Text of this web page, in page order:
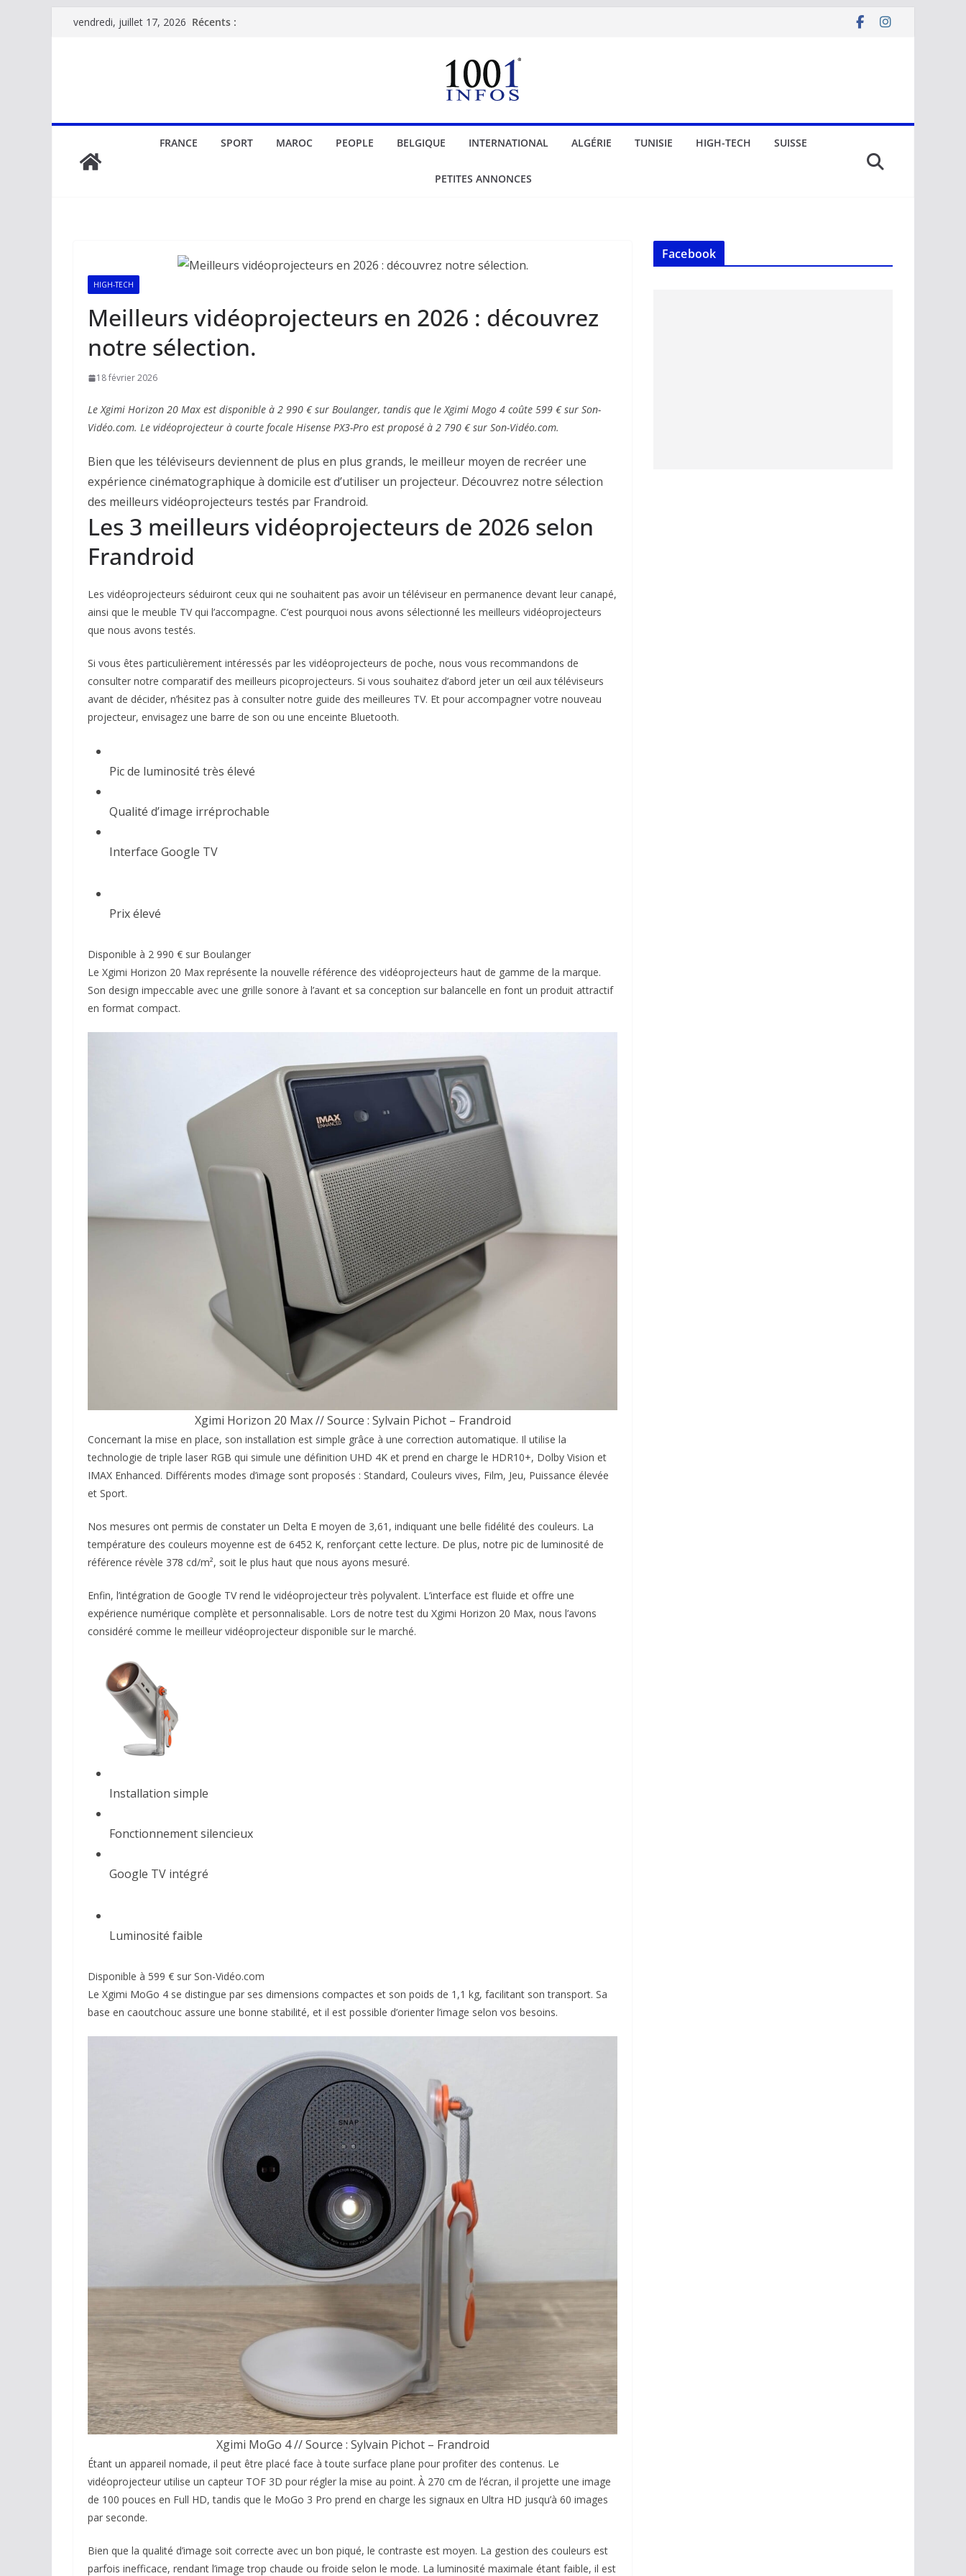
Passervendredi, juillet 17, 2026 Récents :
FRANCE SPORT MAROC PEOPLE BELGIQUE INTERNATIONAL ALGÉRIE TUNISIE HIGH-TECH SUISSE
PETITES ANNONCES
HIGH-TECH
Meilleurs vidéoprojecteurs en 2026 : découvrez
notre sélection.
18 février 2026
Le Xgimi Horizon 20 Max est disponible à 2 990 € sur Boulanger, tandis que le Xgimi Mogo 4 coûte 599 € sur Son-
Vidéo.com. Le vidéoprojecteur à courte focale Hisense PX3-Pro est proposé à 2 790 € sur Son-Vidéo.com.
Bien que les téléviseurs deviennent de plus en plus grands, le meilleur moyen de recréer une
expérience cinématographique à domicile est d’utiliser un projecteur. Découvrez notre sélection
des meilleurs vidéoprojecteurs testés par Frandroid.
Les 3 meilleurs vidéoprojecteurs de 2026 selon
Frandroid
Les vidéoprojecteurs séduiront ceux qui ne souhaitent pas avoir un téléviseur en permanence devant leur canapé,
ainsi que le meuble TV qui l’accompagne. C’est pourquoi nous avons sélectionné les meilleurs vidéoprojecteurs
que nous avons testés.
Si vous êtes particulièrement intéressés par les vidéoprojecteurs de poche, nous vous recommandons de
consulter notre comparatif des meilleurs picoprojecteurs. Si vous souhaitez d’abord jeter un œil aux téléviseurs
avant de décider, n’hésitez pas à consulter notre guide des meilleures TV. Et pour accompagner votre nouveau
projecteur, envisagez une barre de son ou une enceinte Bluetooth.
Pic de luminosité très élevé
Qualité d’image irréprochable
Interface Google TV
Prix élevé
Disponible à 2 990 € sur Boulanger
Le Xgimi Horizon 20 Max représente la nouvelle référence des vidéoprojecteurs haut de gamme de la marque.
Son design impeccable avec une grille sonore à l’avant et sa conception sur balancelle en font un produit attractif
en format compact.
Xgimi Horizon 20 Max // Source : Sylvain Pichot – Frandroid
Concernant la mise en place, son installation est simple grâce à une correction automatique. Il utilise la
technologie de triple laser RGB qui simule une définition UHD 4K et prend en charge le HDR10+, Dolby Vision et
IMAX Enhanced. Différents modes d’image sont proposés : Standard, Couleurs vives, Film, Jeu, Puissance élevée
et Sport.
Nos mesures ont permis de constater un Delta E moyen de 3,61, indiquant une belle fidélité des couleurs. La
température des couleurs moyenne est de 6452 K, renforçant cette lecture. De plus, notre pic de luminosité de
référence révèle 378 cd/m², soit le plus haut que nous ayons mesuré.
Enfin, l’intégration de Google TV rend le vidéoprojecteur très polyvalent. L’interface est fluide et offre une
expérience numérique complète et personnalisable. Lors de notre test du Xgimi Horizon 20 Max, nous l’avons
considéré comme le meilleur vidéoprojecteur disponible sur le marché.
Installation simple
Fonctionnement silencieux
Google TV intégré
Luminosité faible
Disponible à 599 € sur Son-Vidéo.com
Le Xgimi MoGo 4 se distingue par ses dimensions compactes et son poids de 1,1 kg, facilitant son transport. Sa
base en caoutchouc assure une bonne stabilité, et il est possible d’orienter l’image selon vos besoins.
Xgimi MoGo 4 // Source : Sylvain Pichot – Frandroid
Étant un appareil nomade, il peut être placé face à toute surface plane pour profiter des contenus. Le
vidéoprojecteur utilise un capteur TOF 3D pour régler la mise au point. À 270 cm de l’écran, il projette une image
de 100 pouces en Full HD, tandis que le MoGo 3 Pro prend en charge les signaux en Ultra HD jusqu’à 60 images
par seconde.
Bien que la qualité d’image soit correcte avec un bon piqué, le contraste est moyen. La gestion des couleurs est
parfois inefficace, rendant l’image trop chaude ou froide selon le mode. La luminosité maximale étant faible, il est
Facebook